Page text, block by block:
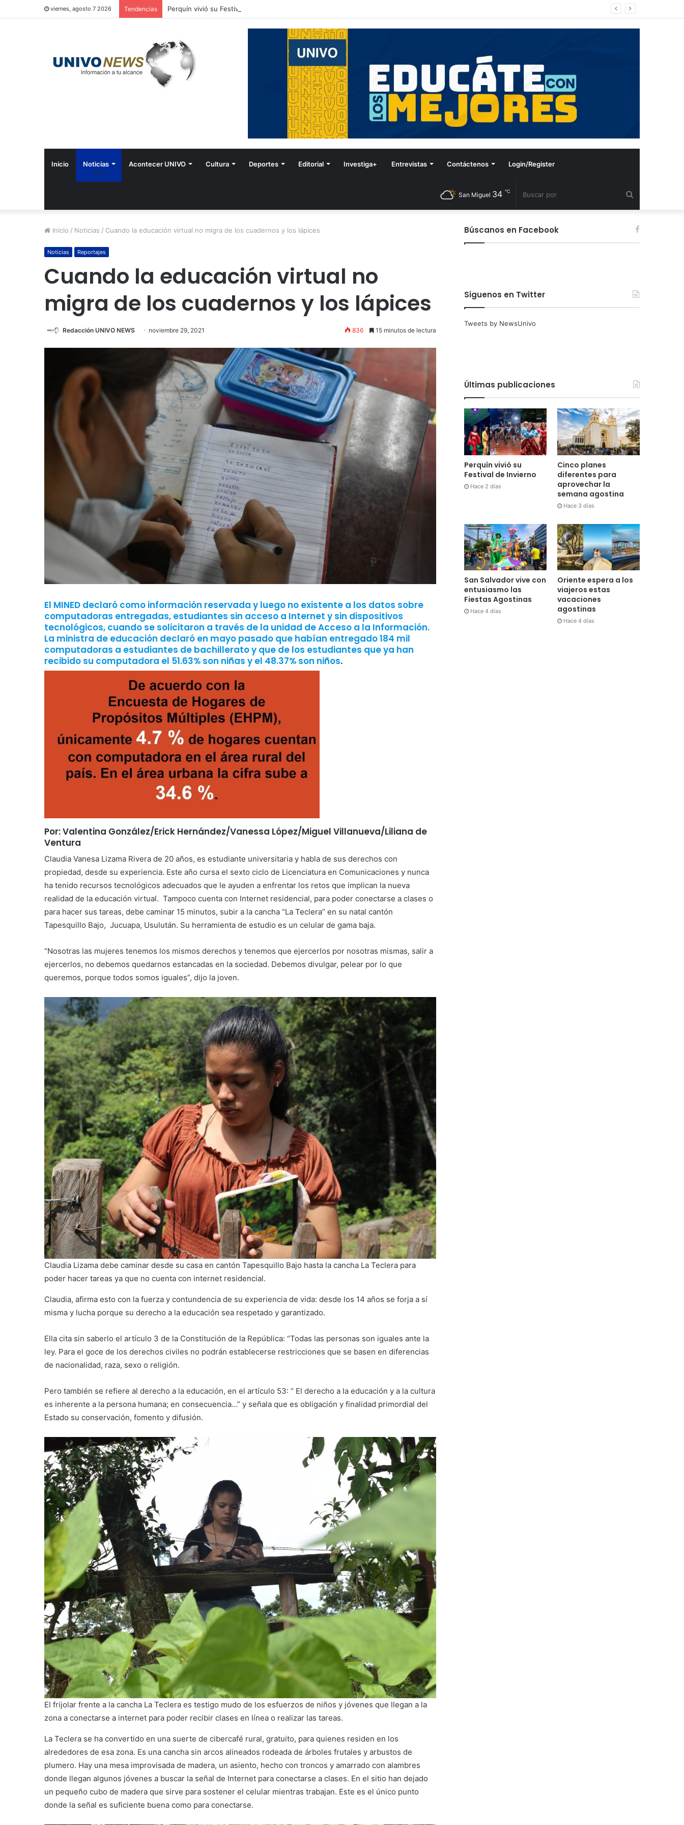
viernes, agosto 7 2026 Tendencias Perquín vivió su Festival de Invierno
Inicio Noticias Acontecer UNIVO Cultura Deportes Editorial Investiga+ Entrevistas Contáctenos Login/Register
por
San Miguel 34 ℃
Inicio / Noticias / Cuando la educación virtual no migra de los cuadernos y los lápices
Noticias Reportajes
Cuando la educación virtual no
migra de los cuadernos y los lápices
Redacción UNIVO NEWS noviembre 29, 2021 836 15 minutos de lectura
El MINED declaró como información reservada y luego no existente a los datos sobre
computadoras entregadas, estudiantes sin acceso a Internet y sin dispositivos
tecnológicos, cuando se solicitaron a través de la unidad de Acceso a la Información.
La ministra de educación declaró en mayo pasado que habían entregado 184 mil
computadoras a estudiantes de bachillerato y que de los estudiantes que ya han
recibido su computadora el 51.63% son niñas y el 48.37% son niños.
Por: Valentina González/Erick Hernández/Vanessa López/Miguel Villanueva/Liliana de
Ventura
Claudia Vanesa Lizama Rivera de 20 años, es estudiante universitaria y habla de sus derechos con
propiedad, desde su experiencia. Este año cursa el sexto ciclo de Licenciatura en Comunicaciones y nunca
ha tenido recursos tecnológicos adecuados que le ayuden a enfrentar los retos que implican la nueva
realidad de la educación virtual. Tampoco cuenta con Internet residencial, para poder conectarse a clases o
para hacer sus tareas, debe caminar 15 minutos, subir a la cancha “La Teclera” en su natal cantón
Tapesquillo Bajo, Jucuapa, Usulután. Su herramienta de estudio es un celular de gama baja.
“Nosotras las mujeres tenemos los mismos derechos y tenemos que ejercerlos por nosotras mismas, salir a
ejercerlos, no debemos quedarnos estancadas en la sociedad. Debemos divulgar, pelear por lo que
queremos, porque todos somos iguales”, dijo la joven.
Claudia Lizama debe caminar desde su casa en cantón Tapesquillo Bajo hasta la cancha La Teclera para
poder hacer tareas ya que no cuenta con internet residencial.
Claudia, afirma esto con la fuerza y contundencia de su experiencia de vida: desde los 14 años se forja a sí
misma y lucha porque su derecho a la educación sea respetado y garantizado.
Ella cita sin saberlo el artículo 3 de la Constitución de la República: “Todas las personas son iguales ante la
ley. Para el goce de los derechos civiles no podrán establecerse restricciones que se basen en diferencias
de nacionalidad, raza, sexo o religión.
Pero también se refiere al derecho a la educación, en el artículo 53: “ El derecho a la educación y a la cultura
es inherente a la persona humana; en consecuencia…” y señala que es obligación y finalidad primordial del
Estado su conservación, fomento y difusión.
El frijolar frente a la cancha La Teclera es testigo mudo de los esfuerzos de niños y jóvenes que llegan a la
zona a conectarse a internet para poder recibir clases en línea o realizar las tareas.
La Teclera se ha convertido en una suerte de cibercafé rural, gratuito, para quienes residen en los
alrededores de esa zona. Es una cancha sin arcos alineados rodeada de árboles frutales y arbustos de
plumero. Hay una mesa improvisada de madera, un asiento, hecho con troncos y amarrado con alambres
donde llegan algunos jóvenes a buscar la señal de Internet para conectarse a clases. En el sitio han dejado
un pequeño cubo de madera que sirve para sostener el celular mientras trabajan. Este es el único punto
donde la señal es suficiente buena como para conectarse.
Búscanos en Facebook
Siguenos en Twitter
Tweets by NewsUnivo
Últimas publicaciones
Perquín vivió su
Festival de Invierno
Hace 2 días
Cinco planes
diferentes para
aprovechar la
semana agostina
Hace 3 días
San Salvador vive con
entusiasmo las
Fiestas Agostinas
Hace 4 días
Oriente espera a los
viajeros estas
vacaciones
agostinas
Hace 4 días